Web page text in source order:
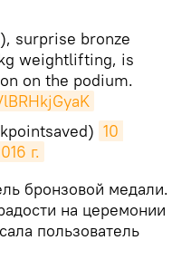
), surprise bronze
weightlifting, is
on the podium.
10
г.
бронзовой медали.
на церемонии
пользователь